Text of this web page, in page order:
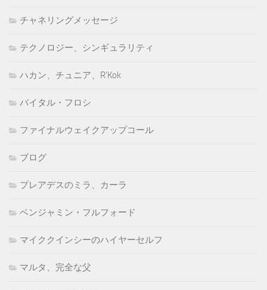
チャネリングメッセージ
テクノロジー、シンギュラリティ
ハカン、チュニア、R'Kok
バイタル・フロシ
ファイナルウェイクアップコール
ブログ
プレアデスのミラ、カーラ
ベンジャミン・フルフォード
マイククインシーのハイヤーセルフ
マルタ、完全な父